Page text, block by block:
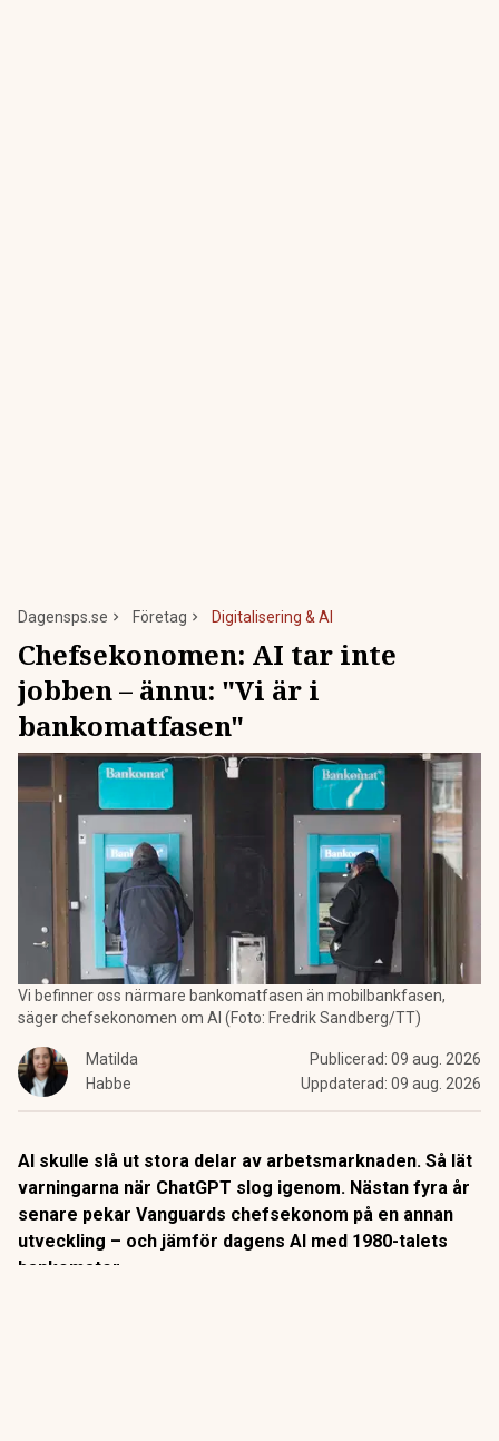
Dagensps.se Företag Digitalisering & AI
Chefsekonomen: AI tar inte
jobben – ännu: "Vi är i
bankomatfasen"
Vi befinner oss närmare bankomatfasen än mobilbankfasen,
säger chefsekonomen om AI (Foto: Fredrik Sandberg/TT)
Matilda
Habbe
Publicerad: 09 aug. 2026
Uppdaterad: 09 aug. 2026
AI skulle slå ut stora delar av arbetsmarknaden. Så lät
varningarna när ChatGPT slog igenom. Nästan fyra år
senare pekar Vanguards chefsekonom på en annan
utveckling – och jämför dagens AI med 1980-talets
bankomater.